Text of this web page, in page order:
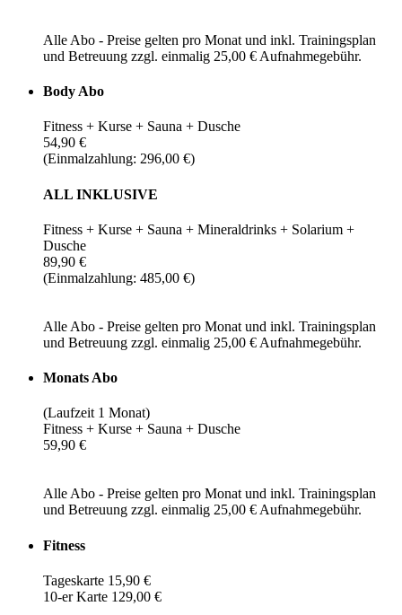
Alle Abo - Preise gelten pro Monat und inkl. Trainingsplan
und Betreuung zzgl. einmalig 25,00 € Aufnahmegebühr.
Body Abo
Fitness + Kurse + Sauna + Dusche
54,90 €
(Einmalzahlung: 296,00 €)
ALL INKLUSIVE
Fitness + Kurse + Sauna + Mineraldrinks + Solarium +
Dusche
89,90 €
(Einmalzahlung: 485,00 €)
Alle Abo - Preise gelten pro Monat und inkl. Trainingsplan
und Betreuung zzgl. einmalig 25,00 € Aufnahmegebühr.
Monats Abo
(Laufzeit 1 Monat)
Fitness + Kurse + Sauna + Dusche
59,90 €
Alle Abo - Preise gelten pro Monat und inkl. Trainingsplan
und Betreuung zzgl. einmalig 25,00 € Aufnahmegebühr.
Fitness
Tageskarte 15,90 €
10-er Karte 129,00 €